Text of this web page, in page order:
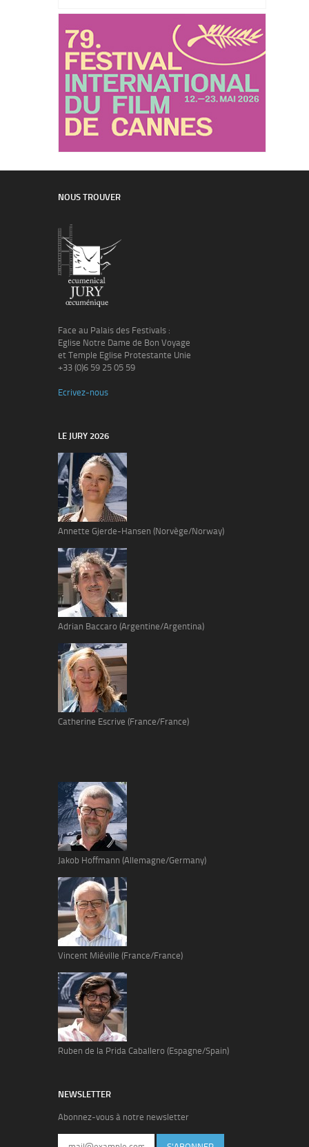
NOUS TROUVER
Face au Palais des Festivals :
Eglise Notre Dame de Bon Voyage
et Temple Eglise Protestante Unie
+33 (0)6 59 25 05 59
Ecrivez-nous
LE JURY 2026
Annette Gjerde-Hansen (Norvège/Norway)
Adrian Baccaro (Argentine/Argentina)
Catherine Escrive (France/France)
Jakob Hoffmann (Allemagne/Germany)
Vincent Miéville (France/France)
Ruben de la Prida Caballero (Espagne/Spain)
NEWSLETTER
Abonnez-vous à notre newsletter